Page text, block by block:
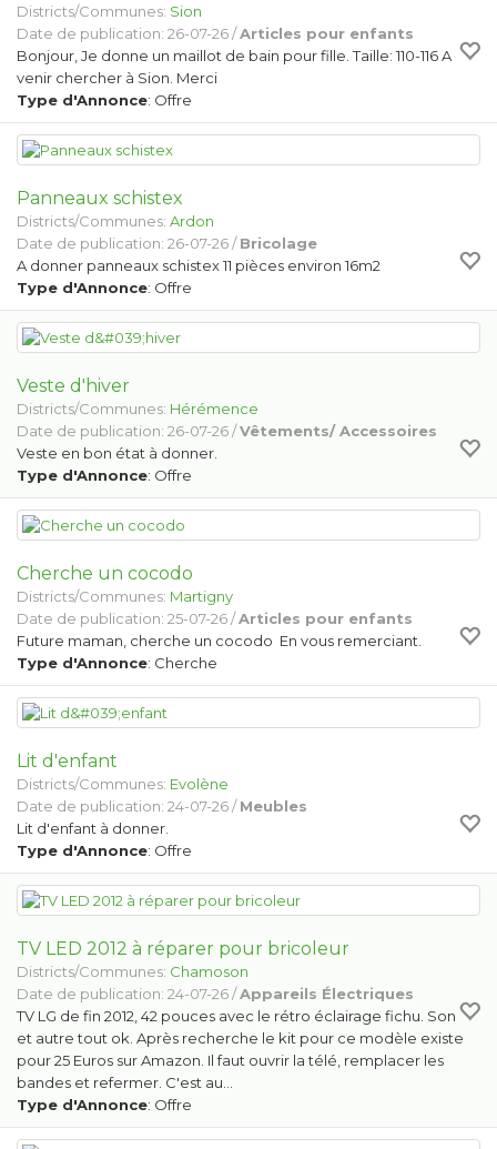
Districts/Communes: Sion
Date de publication: 26-07-26 /Articles pour enfants
Bonjour, Je donne un maillot de bain pour fille. Taille: 110-116 A
venir chercher à Sion. Merci
Type d'Annonce: Offre
Panneaux schistex
Districts/Communes: Ardon
Date de publication: 26-07-26 /Bricolage
A donner panneaux schistex 11 pièces environ 16m2
Type d'Annonce: Offre
Veste d'hiver
Districts/Communes: Hérémence
Date de publication: 26-07-26 /Vêtements/ Accessoires
Veste en bon état à donner.
Type d'Annonce: Offre
Cherche un cocodo
Districts/Communes: Martigny
Date de publication: 25-07-26 /Articles pour enfants
Future maman, cherche un cocodo En vous remerciant.
Type d'Annonce: Cherche
Lit d'enfant
Districts/Communes: Evolène
Date de publication: 24-07-26 /Meubles
Lit d'enfant à donner.
Type d'Annonce: Offre
TV LED 2012 à réparer pour bricoleur
Districts/Communes: Chamoson
Date de publication: 24-07-26 /Appareils Électriques
TV LG de fin 2012, 42 pouces avec le rétro éclairage fichu. Son
et autre tout ok. Après recherche le kit pour ce modèle existe
pour 25 Euros sur Amazon. Il faut ouvrir la télé, remplacer les
bandes et refermer. C'est au…
Type d'Annonce: Offre